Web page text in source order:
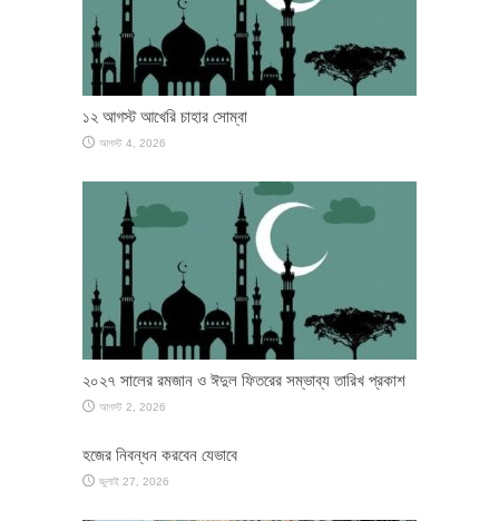
১২ আগস্ট আখেরি চাহার সোম্বা
আগস্ট 4, 2026
২০২৭ সালের রমজান ও ঈদুল ফিতরের সম্ভাব্য তারিখ প্রকাশ
আগস্ট 2, 2026
হজের নিবন্ধন করবেন যেভাবে
জুলাই 27, 2026